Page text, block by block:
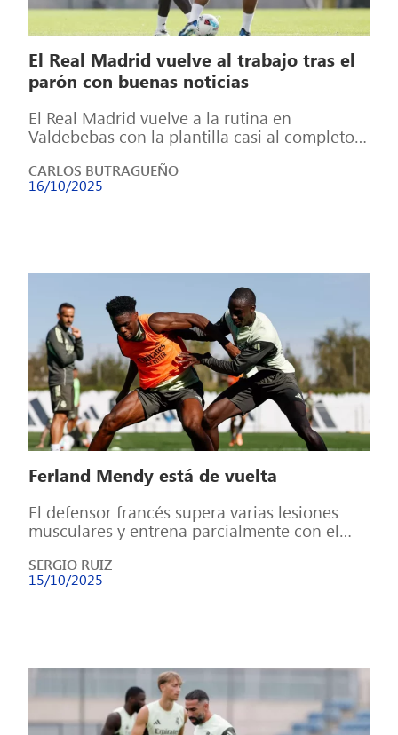
El Real Madrid vuelve al trabajo tras el
parón con buenas noticias
El Real Madrid vuelve a la rutina en
Valdebebas con la plantilla casi al completo.
CARLOS BUTRAGUEÑO
16/10/2025
Ferland Mendy está de vuelta
El defensor francés supera varias lesiones
musculares y entrena parcialmente con el
vuelve a […]
SERGIO RUIZ
15/10/2025